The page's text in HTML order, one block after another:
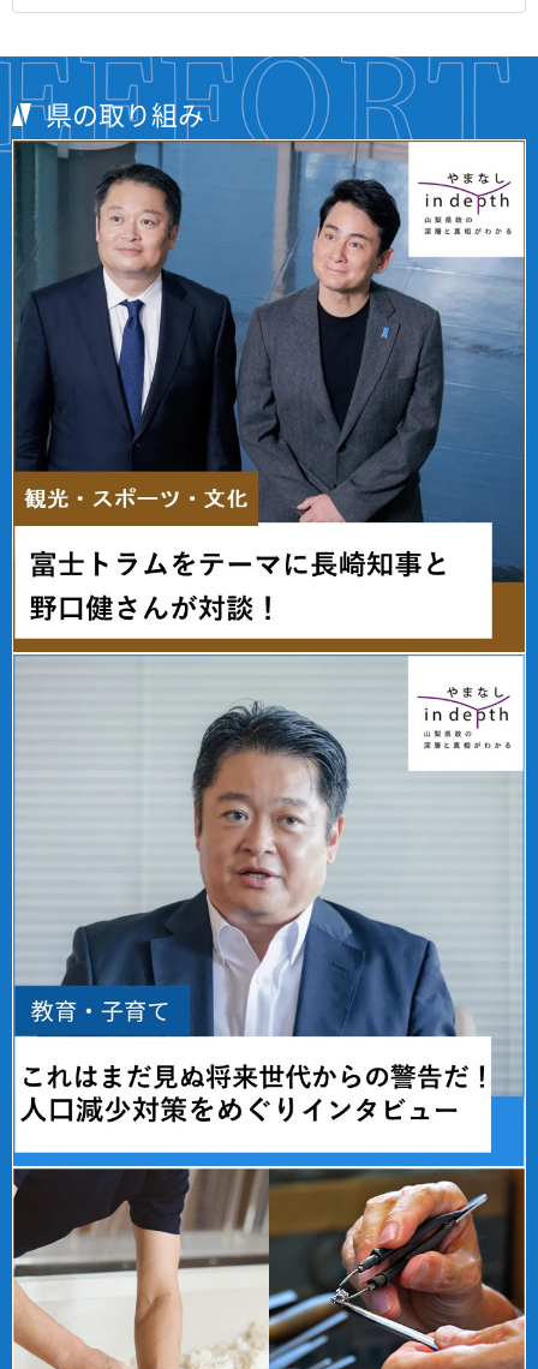
県の取り組み